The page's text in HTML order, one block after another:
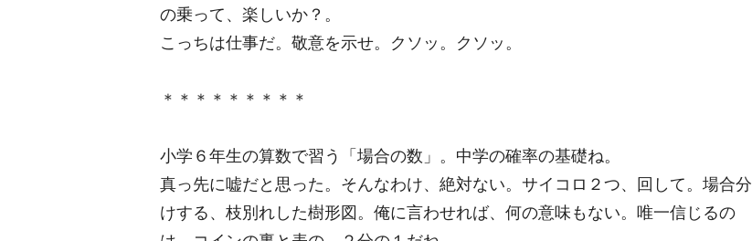
の乗って、楽しいか？。
こっちは仕事だ。敬意を示せ。クソッ。クソッ。
＊＊＊＊＊＊＊＊＊
小学６年生の算数で習う「場合の数」。中学の確率の基礎ね。
真っ先に嘘だと思った。そんなわけ、絶対ない。サイコロ２つ、回して。場合分
けする、枝別れした樹形図。俺に言わせれば、何の意味もない。唯一信じるの